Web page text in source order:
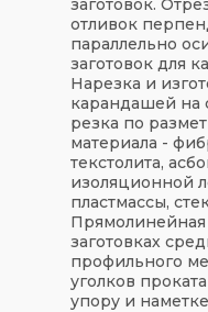
заготовок.
отливок
параллельно
заготовок для
Нарезка и
карандашей на
резка по
материала -
текстолита,
изоляционной
пластмассы,
Прямолинейная
заготовках
профильного
уголков
упору и